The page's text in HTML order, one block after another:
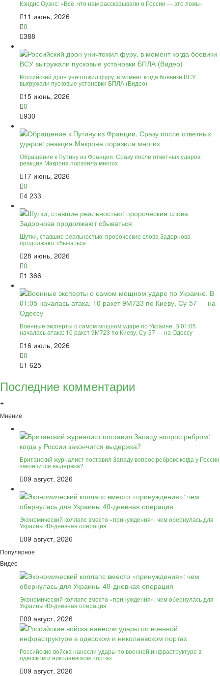
Кэндис Оуэнс: «Всё, что нам рассказывали о России — это ложь»
11 июнь, 2026
0
388
Российский дрон уничтожил фуру, в момент когда боевики ВСУ
выгружали пусковые установки БПЛА (Видео)
15 июнь, 2026
0
930
Обращение к Путину из Франции. Сразу после ответных ударов:
реакция Макрона поразила многих
17 июнь, 2026
0
4 233
Шутки, ставшие реальностью: пророческие слова Задорнова
продолжают сбываться
28 июнь, 2026
0
1 366
Военные эксперты о самом мощном ударе по Украине. В 01:05
началась атака: 10 ракет 9М723 по Киеву, Су-57 — на Одессу
16 июль, 2026
0
1 625
Последние комментарии
+
Мнение
Британский журналист поставил Западу вопрос ребром: когда у России
закончится выдержка?
09 август, 2026
Экономический коллапс вместо «принуждения»: чем обернулась для
Украины 40-дневная операция
09 август, 2026
Популярное
Видео
Экономический коллапс вместо «принуждения»: чем обернулась для
Украины 40-дневная операция
09 август, 2026
Российские войска нанесли удары по военной инфраструктуре в
одесском и николаевском портах
09 август, 2026